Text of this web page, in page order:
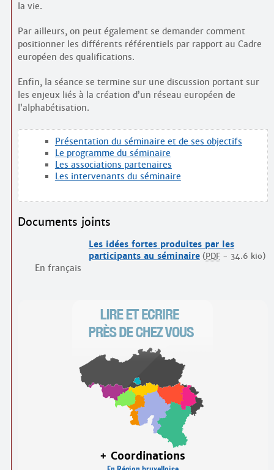
la vie.
Par ailleurs, on peut également se demander comment
positionner les différents référentiels par rapport au Cadre
européen des qualifications.
Enfin, la séance se termine sur une discussion portant sur
les enjeux liés à la création d’un réseau européen de
l’alphabétisation.
Présentation du séminaire et de ses objectifs
Le programme du séminaire
Les associations partenaires
Les intervenants du séminaire
Documents joints
Les idées fortes produites par les
participants au séminaire ( PDF- 34.6 kio)
En français
+ Coordinations